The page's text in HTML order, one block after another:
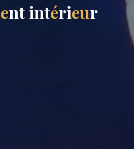
entintérieur